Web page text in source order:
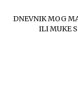
DNEVNIK MOG
ILI MUKE